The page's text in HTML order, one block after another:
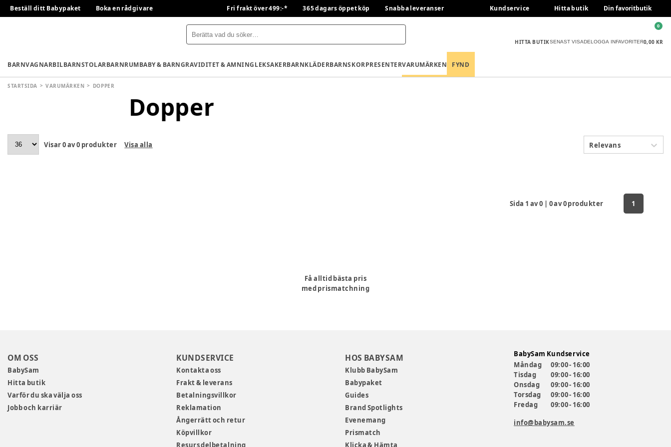
Beställ ditt Babypaket Boka en rådgivare Fri frakt över 499:-* 365 dagars öppet köp Snabba leveranser Kundservice Hitta butik Din favoritbutik
HITTA BUTIKSENAST VISADELOGGA INFAVORITER0,00 KR
0
BARNVAGNARBILBARNSTOLARBARNRUMBABY & BARNGRAVIDITET & AMNINGLEKSAKERBARNKLÄDERBARNSKORPRESENTERVARUMÄRKEN FYND
STARTSIDA VARUMÄRKEN DOPPER
Dopper
Visar0av0 produkter Visa alla Relevans
Sida 1 av0 | 0av0produkter 1
Få alltid bästa pris
med prismatchning
OM OSS
BabySam
Hitta butik
Varför du ska välja oss
Jobb och karriär
KUNDSERVICE
Kontakta oss
Frakt & leverans
Betalningsvillkor
Reklamation
Ångerrätt och retur
Köpvillkor
Resurs delbetalning
HOS BABYSAM
Klubb BabySam
Babypaket
Guides
Brand Spotlights
Evenemang
Prismatch
Klicka & Hämta
BabySam Kundservice
Måndag
09:00 - 16:00
Tisdag
09:00 - 16:00
Onsdag
09:00 - 16:00
Torsdag
09:00 - 16:00
Fredag
09:00 - 16:00
info@babysam.se